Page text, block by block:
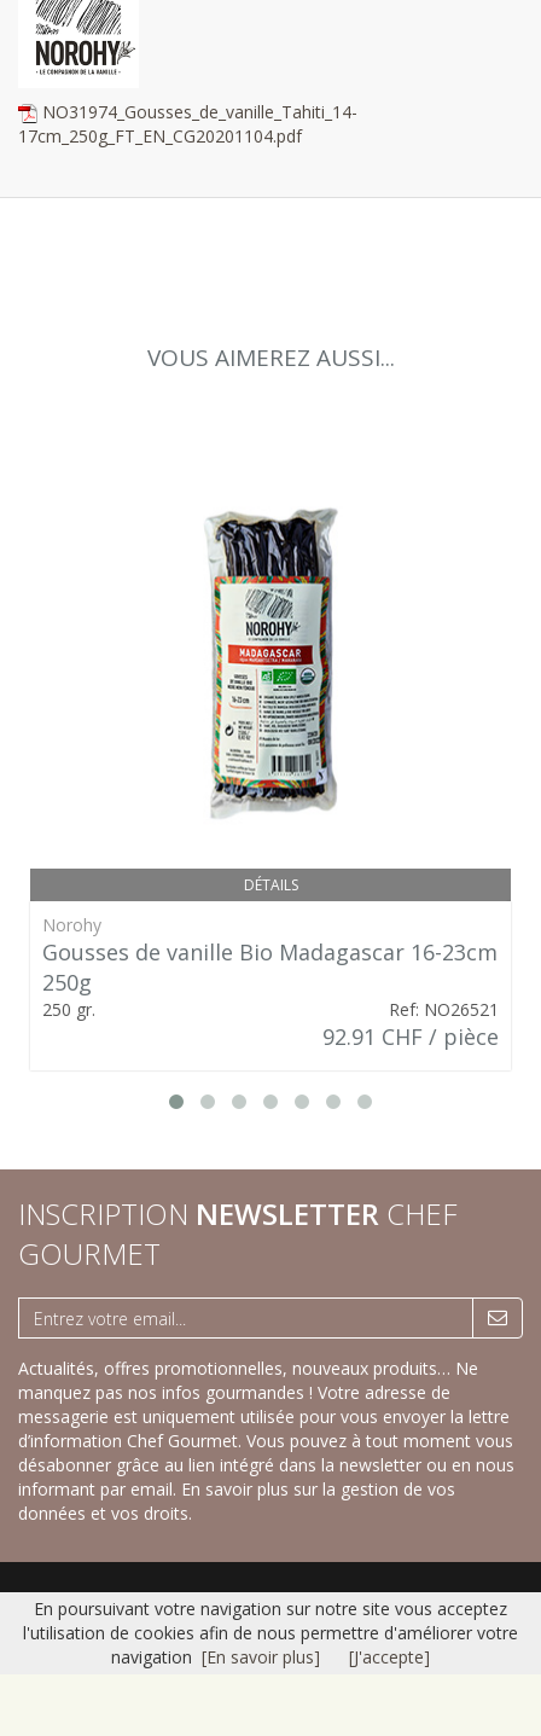
NO31974_Gousses_de_vanille_Tahiti_14-
17cm_250g_FT_EN_CG20201104.pdf
VOUS AIMEREZ AUSSI...
DÉTAILS
Norohy
Gousses de vanille Bio Madagascar 16-23cm
250g
250 gr. Ref: NO26521
92.91 CHF / pièce
INSCRIPTION NEWSLETTER CHEF
GOURMET
Actualités, offres promotionnelles, nouveaux produits… Ne
manquez pas nos infos gourmandes ! Votre adresse de
messagerie est uniquement utilisée pour vous envoyer la lettre
d’information Chef Gourmet. Vous pouvez à tout moment vous
désabonner grâce au lien intégré dans la newsletter ou en nous
informant par email. En savoir plus sur la gestion de vos
données et vos droits.
Accueil|Nos savoureux desserts sucrés| Nos recettes créatives salées
Gamme Fraîche|Catalogue|Contact|Plan du site|Mentions légales
© 2016 CHEF GOURMET - Réalisation Bexter
En poursuivant votre navigation sur notre site vous acceptez
l'utilisation de cookies afin de nous permettre d'améliorer votre
navigation [En savoir plus] [J'accepte]